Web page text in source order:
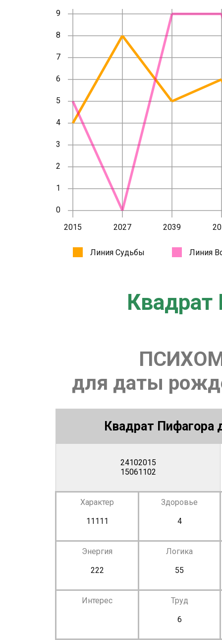
Квадрат
для даты
Квадрат Пифагора
24102015
15061102
Характер
11111
Здоровье
4
Энергия
222
Логика
55
Интерес
Труд
6